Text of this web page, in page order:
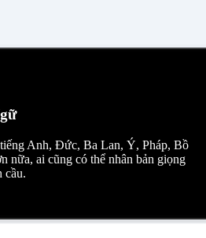
Anh, Đức, Ba Lan, Ý, Pháp, Bồ
nữa, ai cũng có thể nhân bản giọng
cầu.